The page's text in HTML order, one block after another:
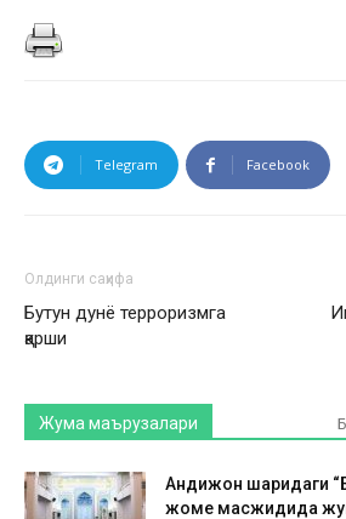
Telegram Facebook
Олдинги саҳифа
Бутун дунё терроризмга
қарши
Жума маърузалари
Андижон шаҳридаги
жоме масжидида